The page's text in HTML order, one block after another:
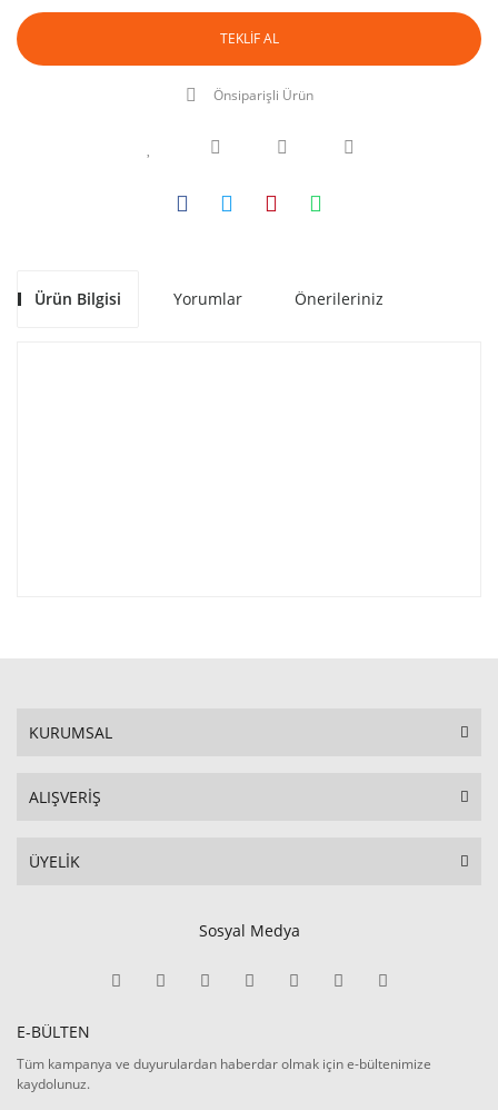
TEKLİF AL
Önsiparişli Ürün
Ürün Bilgisi Yorumlar Önerileriniz
KURUMSAL
ALIŞVERİŞ
ÜYELİK
Sosyal Medya
E-BÜLTEN
Tüm kampanya ve duyurulardan haberdar olmak için e-bültenimize
kaydolunuz.